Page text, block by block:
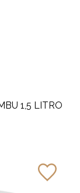
1,5 LITRO